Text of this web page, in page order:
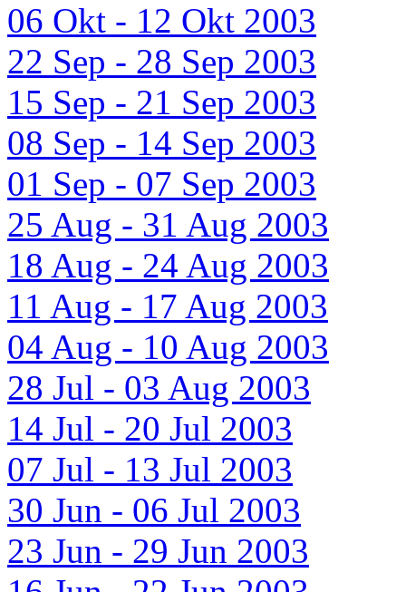
06 Okt - 12 Okt 2003
22 Sep - 28 Sep 2003
15 Sep - 21 Sep 2003
08 Sep - 14 Sep 2003
01 Sep - 07 Sep 2003
25 Aug - 31 Aug 2003
18 Aug - 24 Aug 2003
11 Aug - 17 Aug 2003
04 Aug - 10 Aug 2003
28 Jul - 03 Aug 2003
14 Jul - 20 Jul 2003
07 Jul - 13 Jul 2003
30 Jun - 06 Jul 2003
23 Jun - 29 Jun 2003